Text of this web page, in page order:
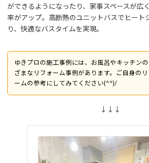
ができるようになったり、家事スペースが広
率がアップ。高断熱のユニットバスでヒート
り、快適なバスタイムを実現。
ゆきプロの施工事例には、お風呂やキッチンの
ざまなリフォーム事例があります。ご自身のリ
ームの参考にしてみてください(^^)/
↓↓↓